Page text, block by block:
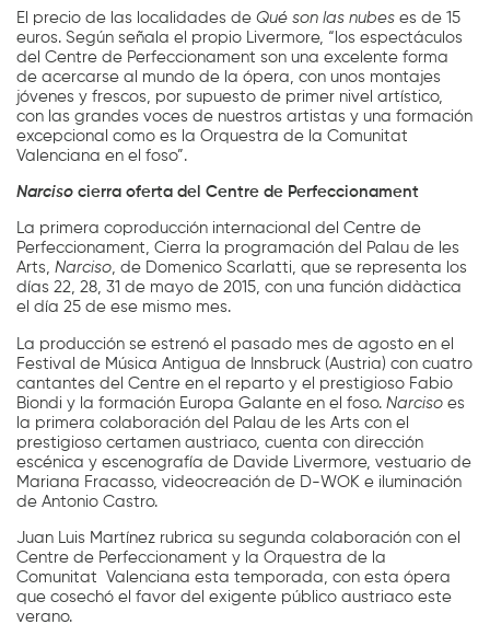
El precio de las localidades deQué son las nubes es de 15
euros. Según señala el propio Livermore, “los espectáculos
del Centre de Perfeccionament son una excelente forma
de acercarse al mundo de la ópera, con unos montajes
jóvenes y frescos, por supuesto de primer nivel artístico,
con las grandes voces de nuestros artistas y una formación
excepcional como es la Orquestra de la Comunitat
Valenciana en el foso”.
Narcisocierra oferta del Centre de Perfeccionament
La primera coproducción internacional del Centre de
Perfeccionament, Cierra la programación del Palau de les
Arts,Narciso, de Domenico Scarlatti, que se representa los
días 22, 28, 31 de mayo de 2015, con una función didàctica
el día 25 de ese mismo mes.
La producción se estrenó el pasado mes de agosto en el
Festival de Música Antigua de Innsbruck (Austria) con cuatro
cantantes del Centre en el reparto y el prestigioso Fabio
Biondi y la formación Europa Galante en el foso.Narciso es
la primera colaboración del Palau de les Arts con el
prestigioso certamen austriaco, cuenta con dirección
escénica y escenografía de Davide Livermore, vestuario de
Mariana Fracasso, videocreación de D-WOK e iluminación
de Antonio Castro.
Juan Luis Martínez rubrica su segunda colaboración con el
Centre de Perfeccionament y la Orquestra de la
Comunitat Valenciana esta temporada, con esta ópera
que cosechó el favor del exigente público austriaco este
verano.